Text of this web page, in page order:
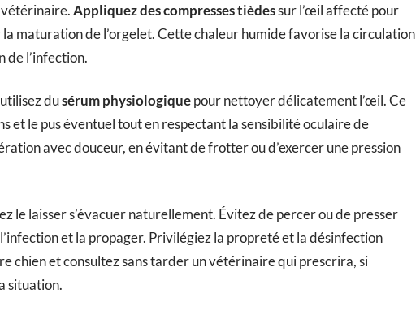
Appliquez des compresses tièdessur l’œil affecté pour
maturation de l’orgelet. Cette chaleur humide favorise la circulation
de l’infection.
dusérum physiologiquepour nettoyer délicatement l’œil. Ce
et le pus éventuel tout en respectant la sensibilité oculaire de
avec douceur, en évitant de frotter ou d’exercer une pression
le laisser s’évacuer naturellement. Évitez de percer ou de presser
et la propager. Privilégiez la propreté et la désinfection
chien et consultez sans tarder un vétérinaire qui prescrira, si
situation.